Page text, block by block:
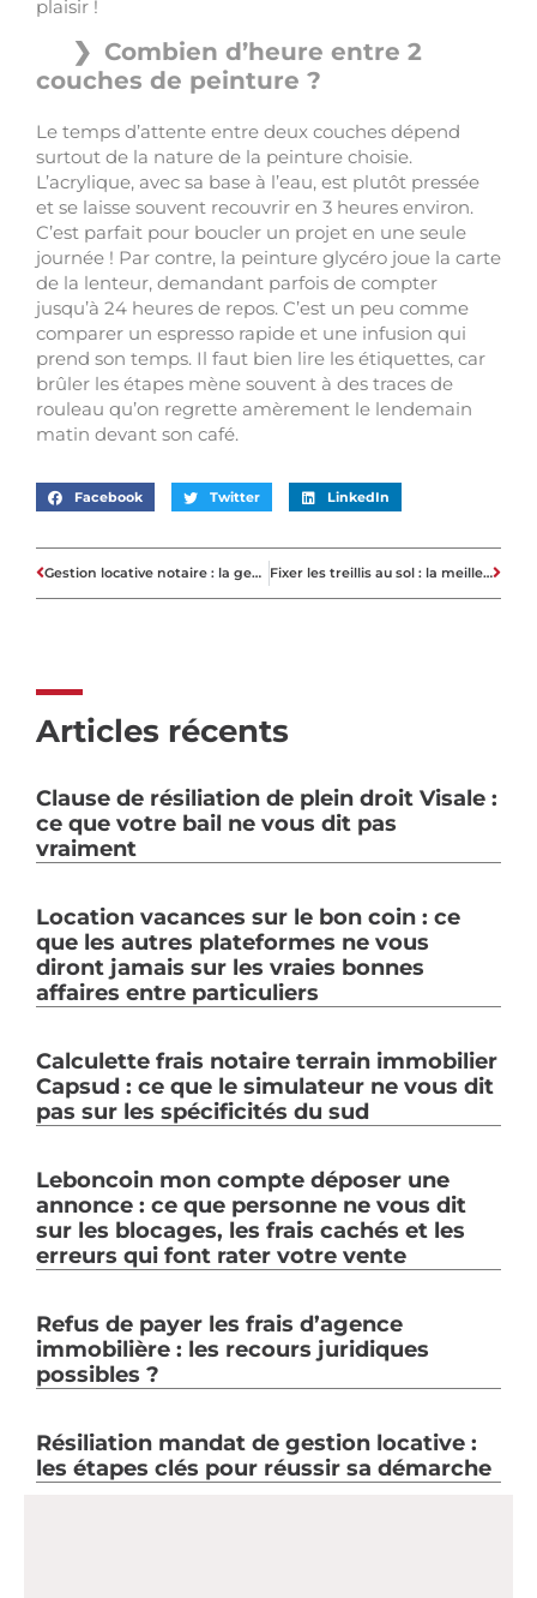
plaisir !
Combien d’heure entre 2
couches de peinture ?
Le temps d’attente entre deux couches dépend
surtout de la nature de la peinture choisie.
L’acrylique, avec sa base à l’eau, est plutôt pressée
et se laisse souvent recouvrir en 3 heures environ.
C’est parfait pour boucler un projet en une seule
journée ! Par contre, la peinture glycéro joue la carte
de la lenteur, demandant parfois de compter
jusqu’à 24 heures de repos. C’est un peu comme
comparer un espresso rapide et une infusion qui
prend son temps. Il faut bien lire les étiquettes, car
brûler les étapes mène souvent à des traces de
rouleau qu’on regrette amèrement le lendemain
matin devant son café.
Facebook Twitter LinkedIn
Gestion locative notaire : la gestion notariale ou l’agence immobilière, comment choisir ? Fixer les treillis au sol : la meilleure technique pour une stabilité maximale
Articles récents
Clause de résiliation de plein droit Visale :
ce que votre bail ne vous dit pas
vraiment
Location vacances sur le bon coin : ce
que les autres plateformes ne vous
diront jamais sur les vraies bonnes
affaires entre particuliers
Calculette frais notaire terrain immobilier
Capsud : ce que le simulateur ne vous dit
pas sur les spécificités du sud
Leboncoin mon compte déposer une
annonce : ce que personne ne vous dit
sur les blocages, les frais cachés et les
erreurs qui font rater votre vente
Refus de payer les frais d’agence
immobilière : les recours juridiques
possibles ?
Résiliation mandat de gestion locative :
les étapes clés pour réussir sa démarche